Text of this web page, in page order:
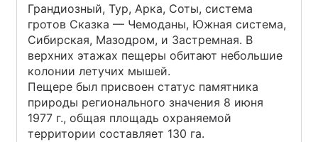
Грандиозный, Тур, Арка, Соты, система
гротов Сказка — Чемоданы, Южная система,
Сибирская, Мазодром, и Застремная. В
верхних этажах пещеры обитают небольшие
колонии летучих мышей.
Пещере был присвоен статус памятника
природы регионального значения 8 июня
1977 г., общая площадь охраняемой
территории составляет 130 га.